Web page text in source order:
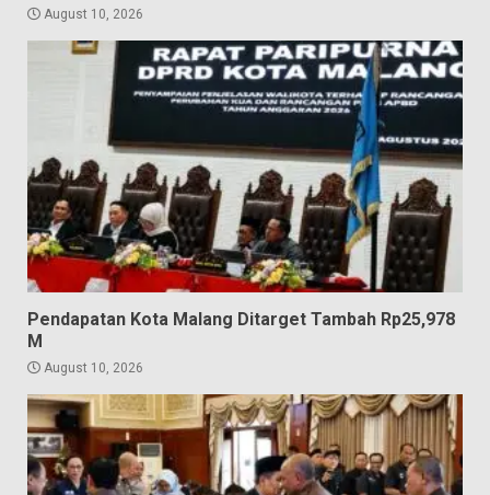
August 10, 2026
Pendapatan Kota Malang Ditarget Tambah Rp25,978
M
August 10, 2026